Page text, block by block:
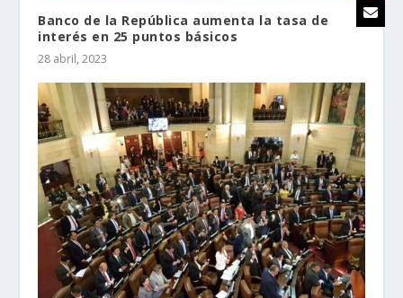
Banco de la República aumenta la tasa de
interés en 25 puntos básicos
28 abril, 2023